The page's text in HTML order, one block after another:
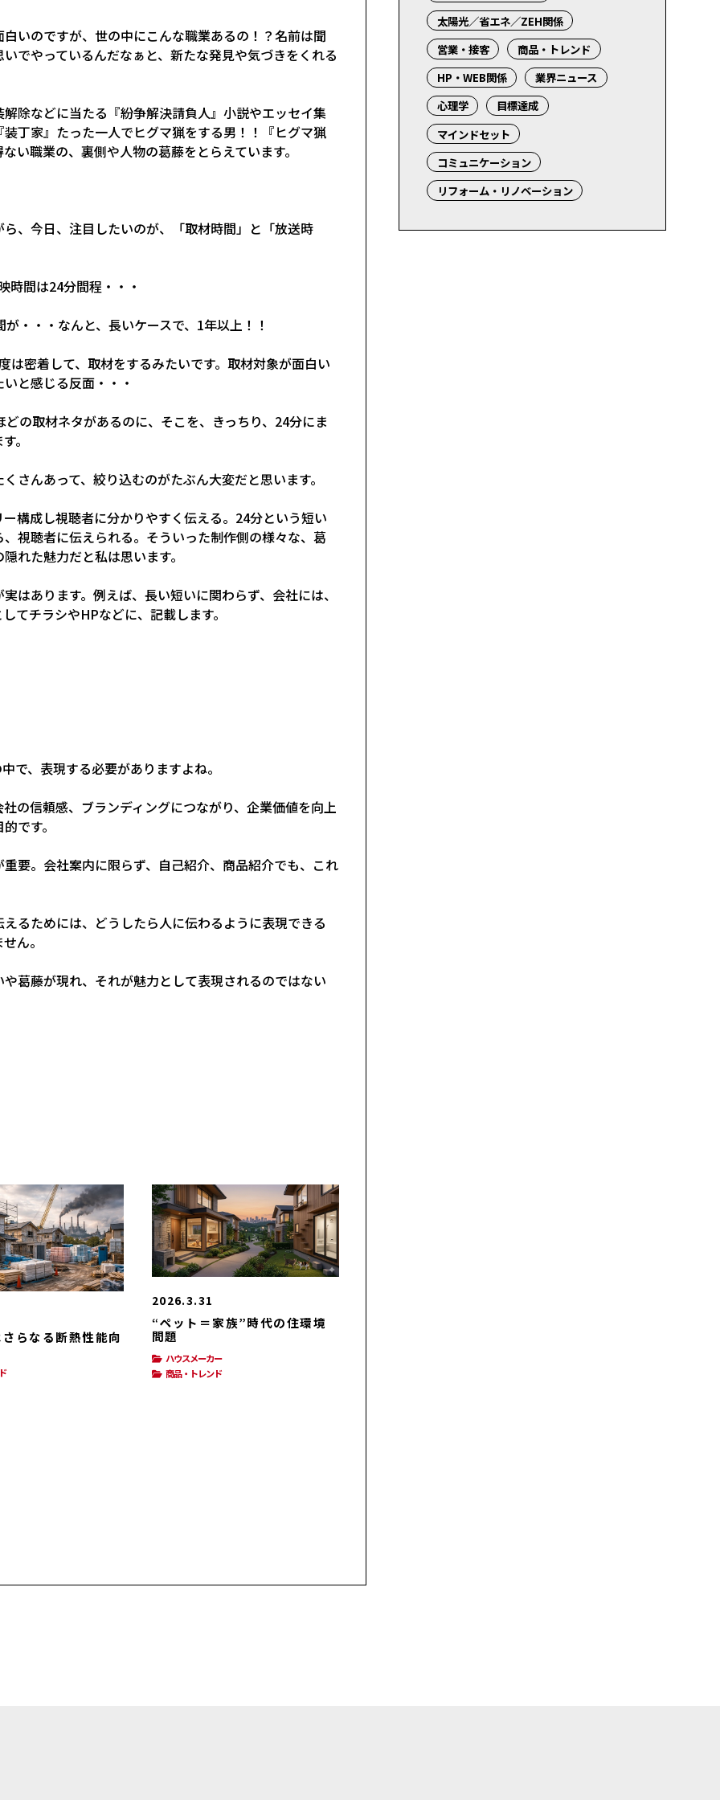
いのですが、世の中にこんな職業あるの！？名前は聞
でやっているんだなぁと、新たな発見や気づきをくれる
除などに当たる『紛争解決請負人』小説やエッセイ集
丁家』たった一人でヒグマ猟をする男！！『ヒグマ猟
い職業の、裏側や人物の葛藤をとらえています。
、今日、注目したいのが、「取材時間」と「放送時
時間は24分間程・・・
・・・なんと、長いケースで、1年以上！！
密着して、取材をするみたいです。取材対象が面白い
と感じる反面・・・
の取材ネタがあるのに、そこを、きっちり、24分にま
。
さんあって、絞り込むのがたぶん大変だと思います。
構成し視聴者に分かりやすく伝える。24分という短い
視聴者に伝えられる。そういった制作側の様々な、葛
れた魅力だと私は思います。
はあります。例えば、長い短いに関わらず、会社には、
てチラシやHPなどに、記載します。
で、表現する必要がありますよね。
の信頼感、ブランディングにつながり、企業価値を向上
です。
要。会社案内に限らず、自己紹介、商品紹介でも、これ
るためには、どうしたら人に伝わるように表現できる
ん。
葛藤が現れ、それが魅力として表現されるのではない
らなる断熱性能向
2026.3.31
“ペット＝家族”時代の住環境
問題
ハウスメーカー
商品・トレンド
太陽光／省エネ／ZEH関係
営業・接客
商品・トレンド
HP・WEB関係
業界ニュース
心理学
目標達成
マインドセット
コミュニケーション
リフォーム・リノベーション